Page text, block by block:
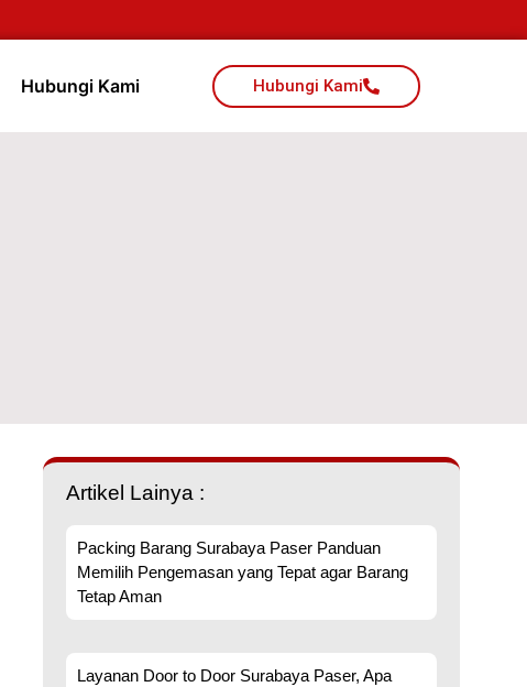
Hubungi Kami Hubungi Kami
Artikel Lainya :
Packing Barang Surabaya Paser Panduan
Memilih Pengemasan yang Tepat agar Barang
Tetap Aman
Layanan Door to Door Surabaya Paser, Apa